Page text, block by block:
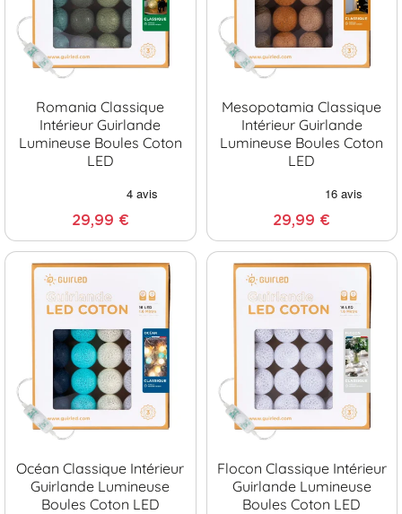
Romania Classique
Intérieur Guirlande
Lumineuse Boules Coton
LED
29,99 €
Mesopotamia Classique
Intérieur Guirlande
Lumineuse Boules Coton
LED
29,99 €
Océan Classique Intérieur
Guirlande Lumineuse
Boules Coton LED
Flocon Classique Intérieur
Guirlande Lumineuse
Boules Coton LED